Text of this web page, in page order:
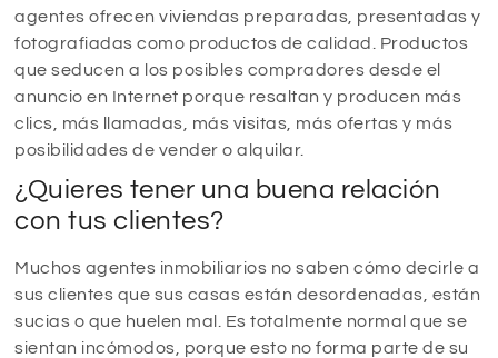
agentes ofrecen viviendas preparadas, presentadas y
fotografiadas como productos de calidad. Productos
que seducen a los posibles compradores desde el
anuncio en Internet porque resaltan y producen más
clics, más llamadas, más visitas, más ofertas y más
posibilidades de vender o alquilar.
¿Quieres tener una buena relación
con tus clientes?
Muchos agentes inmobiliarios no saben cómo decirle a
sus clientes que sus casas están desordenadas, están
sucias o que huelen mal. Es totalmente normal que se
sientan incómodos, porque esto no forma parte de su